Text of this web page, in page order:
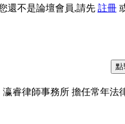
還不是論壇會員,請先 註冊
瀛睿律師事務所 擔任常年法